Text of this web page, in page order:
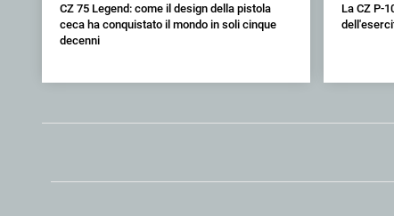
CZ 75 Legend: come il design della pistola
ceca ha conquistato il mondo in soli cinque
decenni
La CZ P-